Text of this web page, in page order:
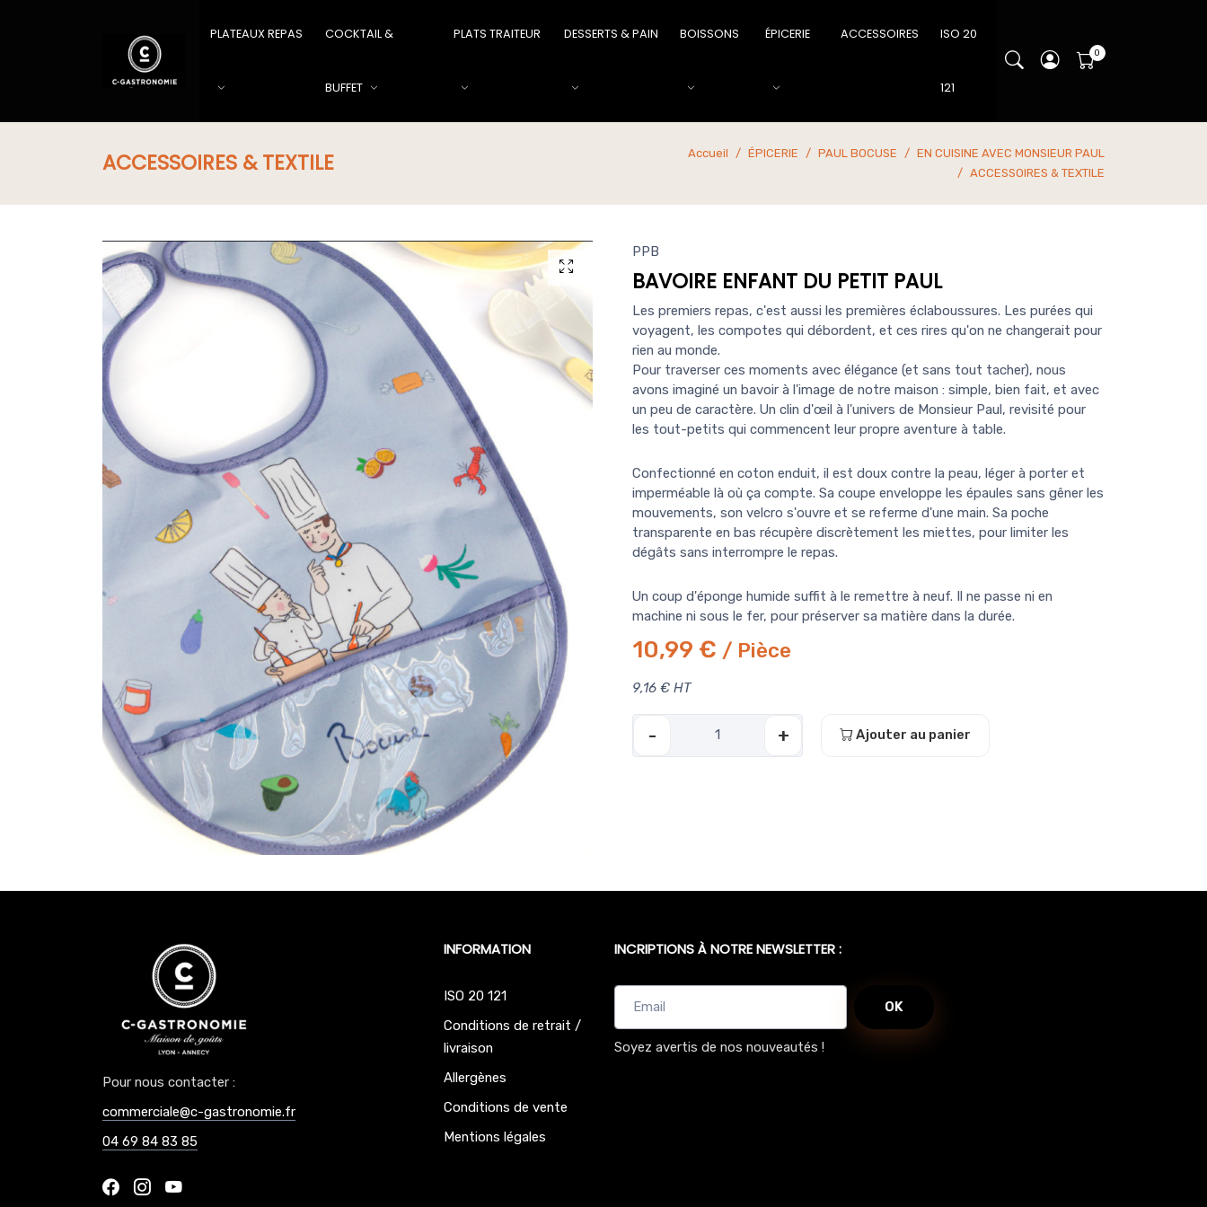
PLATEAUX REPAS COCKTAIL &
BUFFET
PLATS TRAITEUR DESSERTS & PAIN BOISSONS ÉPICERIE ACCESSOIRES ISO 20
121
ACCESSOIRES & TEXTILE Accueil ÉPICERIE PAUL BOCUSE
EN CUISINE AVEC MONSIEUR PAUL
ACCESSOIRES & TEXTILE
PPB
BAVOIRE ENFANT DU PETIT PAUL
Les premiers repas, c'est aussi les premières éclaboussures. Les purées qui
voyagent, les compotes qui débordent, et ces rires qu'on ne changerait pour
rien au monde.
Pour traverser ces moments avec élégance (et sans tout tacher), nous
avons imaginé un bavoir à l'image de notre maison : simple, bien fait, et avec
un peu de caractère. Un clin d'œil à l'univers de Monsieur Paul, revisité pour
les tout-petits qui commencent leur propre aventure à table.
Confectionné en coton enduit, il est doux contre la peau, léger à porter et
imperméable là où ça compte. Sa coupe enveloppe les épaules sans gêner les
mouvements, son velcro s'ouvre et se referme d'une main. Sa poche
transparente en bas récupère discrètement les miettes, pour limiter les
dégâts sans interrompre le repas.
Un coup d'éponge humide suffit à le remettre à neuf. Il ne passe ni en
machine ni sous le fer, pour préserver sa matière dans la durée.
10,99 € / Pièce
9,16 € HT
- + Ajouter au panier
Pour nous contacter :
commerciale@c-gastronomie.fr
04 69 84 83 85
INFORMATION
ISO 20 121
Conditions de retrait /
livraison
Allergènes
Conditions de vente
Mentions légales
INCRIPTIONS À NOTRE NEWSLETTER :
OK
Soyez avertis de nos nouveautés !